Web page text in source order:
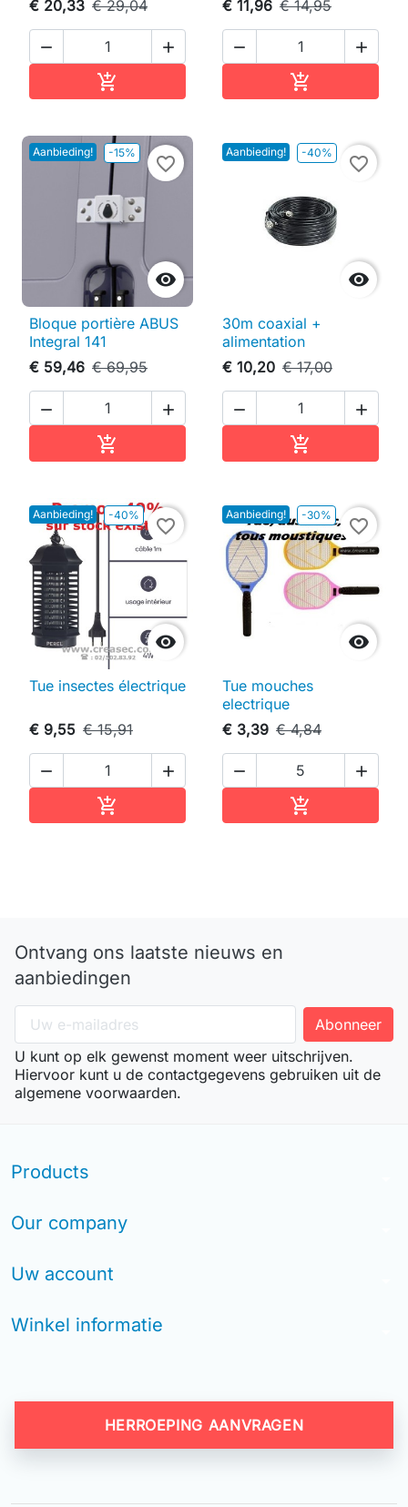
€ 20,33 € 29,04
 

€ 11,96 € 14,95
 

Aanbieding! -15%

favorite_border
Bloque portière ABUS
Integral 141
€ 59,46 € 69,95
 

Aanbieding! -40%

favorite_border
30m coaxial +
alimentation
€ 10,20 € 17,00
 

Aanbieding! -40%

favorite_border
Tue insectes électrique
€ 9,55 € 15,91
 

Aanbieding! -30%

favorite_border
Tue mouches
electrique
€ 3,39 € 4,84
 

Ontvang ons laatste nieuws en
aanbiedingen
U kunt op elk gewenst moment weer uitschrijven.
Hiervoor kunt u de contactgegevens gebruiken uit de
algemene voorwaarden.
Products
Our company
Uw account
Winkel informatie
HERROEPING AANVRAGEN